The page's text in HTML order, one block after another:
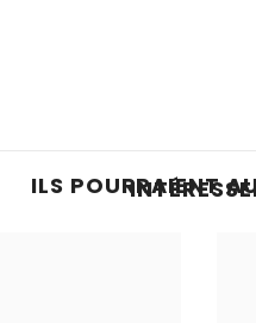
ILS POURRAIENT